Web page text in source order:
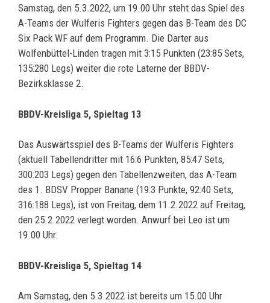
Samstag, den 5.3.2022, um 19.00 Uhr steht das Spiel des
A-Teams der Wulferis Fighters gegen das B-Team des DC
Six Pack WF auf dem Programm. Die Darter aus
Wolfenbüttel-Linden tragen mit 3:15 Punkten (23:85 Sets,
135:280 Legs) weiter die rote Laterne der BBDV-
Bezirksklasse 2.
BBDV-Kreisliga 5, Spieltag 13
Das Auswärtsspiel des B-Teams der Wulferis Fighters
(aktuell Tabellendritter mit 16:6 Punkten, 85:47 Sets,
300:203 Legs) gegen den Tabellenzweiten, das A-Team
des 1. BDSV Propper Banane (19:3 Punkte, 92:40 Sets,
316:188 Legs), ist von Freitag, dem 11.2.2022 auf Freitag,
den 25.2.2022 verlegt worden. Anwurf bei Leo ist um
19.00 Uhr.
BBDV-Kreisliga 5, Spieltag 14
Am Samstag, den 5.3.2022 ist bereits um 15.00 Uhr